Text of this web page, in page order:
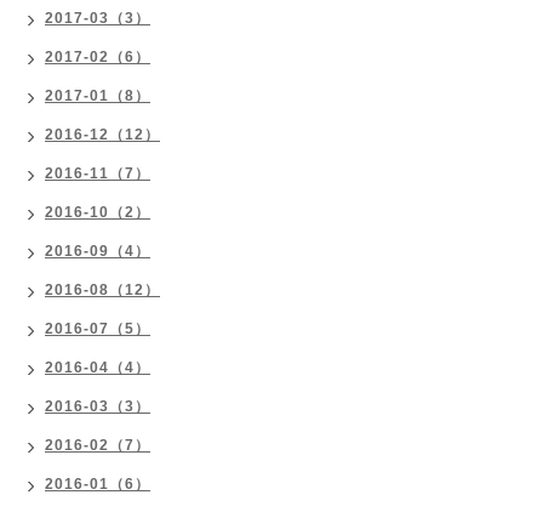
2017-03（3）
2017-02（6）
2017-01（8）
2016-12（12）
2016-11（7）
2016-10（2）
2016-09（4）
2016-08（12）
2016-07（5）
2016-04（4）
2016-03（3）
2016-02（7）
2016-01（6）